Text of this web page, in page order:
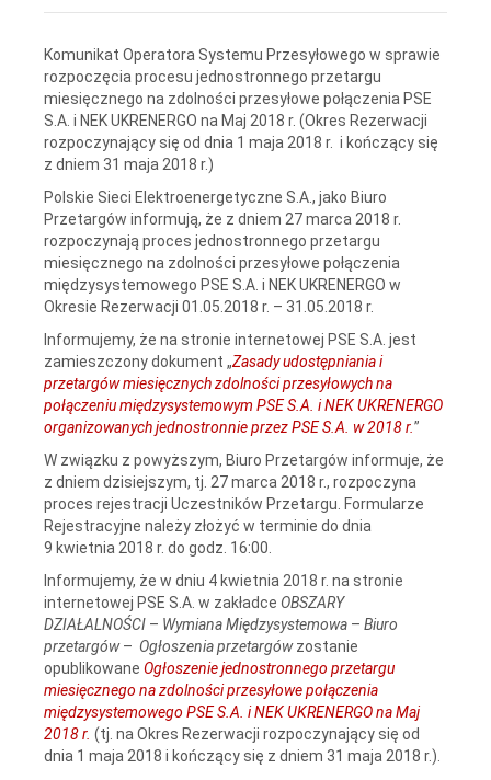
Komunikat Operatora Systemu Przesyłowego w sprawie
rozpoczęcia procesu jednostronnego przetargu
miesięcznego na zdolności przesyłowe połączenia PSE
S.A. i NEK UKRENERGO na Maj 2018 r. (Okres Rezerwacji
rozpoczynający się od dnia 1 maja 2018 r. i kończący się
z dniem 31 maja 2018 r.)
Polskie Sieci Elektroenergetyczne S.A., jako Biuro
Przetargów informują, że z dniem 27 marca 2018 r.
rozpoczynają proces jednostronnego przetargu
miesięcznego na zdolności przesyłowe połączenia
międzysystemowego PSE S.A. i NEK UKRENERGO w
Okresie Rezerwacji 01.05.2018 r. – 31.05.2018 r.
Informujemy, że na stronie internetowej PSE S.A. jest
zamieszczony dokument „Zasady udostępniania i
przetargów miesięcznych zdolności przesyłowych na
połączeniu międzysystemowym PSE S.A. i NEK UKRENERGO
organizowanych jednostronnie przez PSE S.A. w 2018 r.”
W związku z powyższym, Biuro Przetargów informuje, że
z dniem dzisiejszym, tj. 27 marca 2018 r., rozpoczyna
proces rejestracji Uczestników Przetargu. Formularze
Rejestracyjne należy złożyć w terminie do dnia
9 kwietnia 2018 r. do godz. 16:00.
Informujemy, że w dniu 4 kwietnia 2018 r. na stronie
internetowej PSE S.A. w zakładce OBSZARY
DZIAŁALNOŚCI – Wymiana Międzysystemowa – Biuro
przetargów– Ogłoszenia przetargówzostanie
opublikowane Ogłoszenie jednostronnego przetargu
miesięcznego na zdolności przesyłowe połączenia
międzysystemowego PSE S.A. i NEK UKRENERGO na Maj
2018 r. (tj. na Okres Rezerwacji rozpoczynający się od
dnia 1 maja 2018 i kończący się z dniem 31 maja 2018 r.).